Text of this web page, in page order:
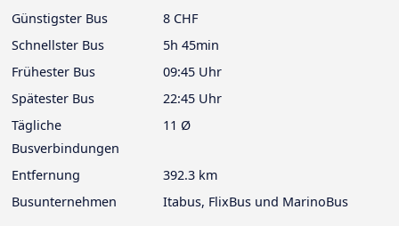
Günstigster Bus
8 CHF
Schnellster Bus
5h 45min
Frühester Bus
09:45 Uhr
Spätester Bus
22:45 Uhr
Tägliche
Busverbindungen
11 Ø
Entfernung
392.3 km
Busunternehmen
Itabus, FlixBus und MarinoBus